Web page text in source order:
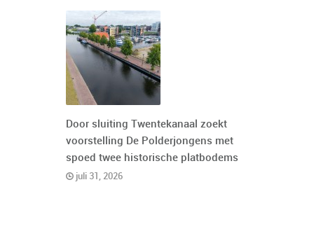
Door sluiting Twentekanaal zoekt
voorstelling De Polderjongens met
spoed twee historische platbodems
juli 31, 2026